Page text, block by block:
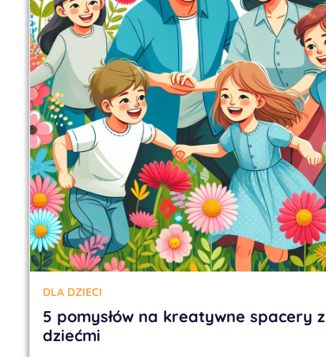
DLA DZIECI
5 pomysłów na kreatywne spacery z
dziećmi